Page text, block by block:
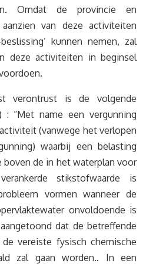
Omdat de provincie en
van deze activiteiten
kunnen nemen, zal
deze activiteiten in beginsel
verontrust is de volgende
: “Met name een vergunning
(vanwege het verlopen
waarbij een belasting
de in het waterplan voor
stikstofwaarde is
vormen wanneer de
onvoldoende is
dat de betreffende
vereiste fysisch chemische
zal gaan worden.. In een